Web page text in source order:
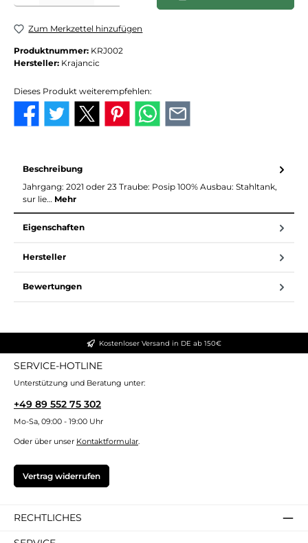
Zum Merkzettel hinzufügen
Produktnummer: KRJ002
Hersteller: Krajancic
Dieses Produkt weiterempfehlen:
Beschreibung
Jahrgang: 2021 oder 23 Traube: Posip 100% Ausbau: Stahltank,
sur lie… Mehr
Eigenschaften
Hersteller
Bewertungen
Kostenloser Versand in DE ab 150€
SERVICE-HOTLINE
Unterstützung und Beratung unter:
+49 89 552 75 302
Mo-Sa, 09:00 - 19:00 Uhr
Oder über unser Kontaktformular.
Vertrag widerrufen
RECHTLICHES